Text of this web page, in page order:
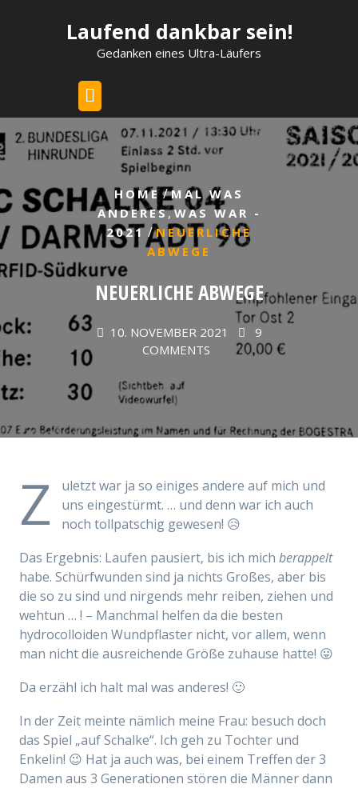
Laufend dankbar sein!
Gedanken eines Ultra-Läufers
HOME/MAL WAS
ANDERES,WAS WAR -
2021 /NEUERLICHE
ABWEGE
NEUERLICHE ABWEGE
10. NOVEMBER 2021
9
COMMENTS
Z
uletzt war ja so einiges andere auf mich und
uns eingestürmt. … und denn war ich auch
noch tollpatschig gewesen! 😥
Das Ergebnis: Laufen pausiert, bis ich mich berappelt
habe. Schürfwunden sind ja nichts Großes, aber bis
die so zu sind und nirgends mehr reiben, ziehen und
wehtun … ! – Manchmal helfen da die besten
hydrocolloiden Wundpflaster nicht, vor allem, wenn
man nicht die ausreichende Größe zuhause hatte! 😛
Da erzähl ich halt mal was anderes! 🙂
In der Zeit meinte nämlich meine Frau: besuch doch
das Spiel „auf Schalke“. Ich geh zu Tochter und
Enkelin! 😉 Hat ja auch was, bei einem Treffen der 3
Damen aus 3 Generationen stören die Männer dann